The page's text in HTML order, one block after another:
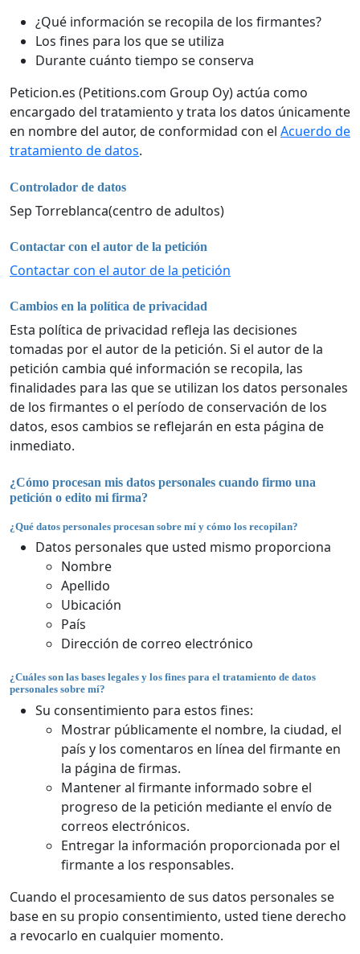
¿Qué información se recopila de los firmantes?
Los fines para los que se utiliza
Durante cuánto tiempo se conserva
Peticion.es (Petitions.com Group Oy) actúa como
encargado del tratamiento y trata los datos únicamente
en nombre del autor, de conformidad con el Acuerdo de
tratamiento de datos.
Controlador de datos
Sep Torreblanca(centro de adultos)
Contactar con el autor de la petición
Contactar con el autor de la petición
Cambios en la política de privacidad
Esta política de privacidad refleja las decisiones
tomadas por el autor de la petición. Si el autor de la
petición cambia qué información se recopila, las
finalidades para las que se utilizan los datos personales
de los firmantes o el período de conservación de los
datos, esos cambios se reflejarán en esta página de
inmediato.
¿Cómo procesan mis datos personales cuando firmo una
petición o edito mi firma?
¿Qué datos personales procesan sobre mí y cómo los recopilan?
Datos personales que usted mismo proporciona
Nombre
Apellido
Ubicación
País
Dirección de correo electrónico
¿Cuáles son las bases legales y los fines para el tratamiento de datos
personales sobre mí?
Su consentimiento para estos fines:
Mostrar públicamente el nombre, la ciudad, el
país y los comentaros en línea del firmante en
la página de firmas.
Mantener al firmante informado sobre el
progreso de la petición mediante el envío de
correos electrónicos.
Entregar la información proporcionada por el
firmante a los responsables.
Cuando el procesamiento de sus datos personales se
base en su propio consentimiento, usted tiene derecho
a revocarlo en cualquier momento.